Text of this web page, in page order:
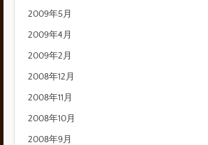
2009年5月
2009年4月
2009年2月
2008年12月
2008年11月
2008年10月
2008年9月